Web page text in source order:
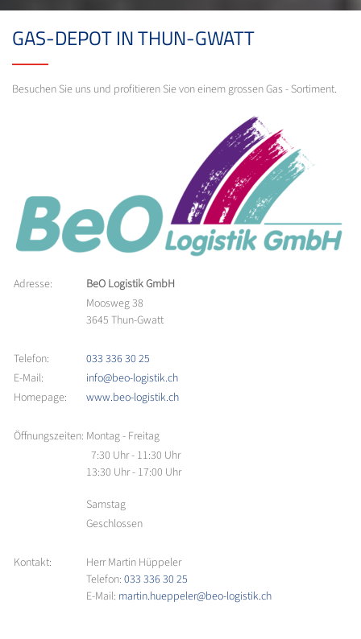
GAS-DEPOT IN THUN-GWATT
Besuchen Sie uns und profitieren Sie von einem grossen Gas - Sortiment.
Adresse:
BeO Logistik GmbH
Moosweg 38
3645 Thun-Gwatt
Telefon:
033 336 30 25
E-Mail:
info@beo-logistik.ch
Homepage:
www.beo-logistik.ch
Öffnungszeiten: Montag - Freitag
7:30 Uhr - 11:30 Uhr
13:30 Uhr - 17:00 Uhr
Samstag
Geschlossen
Kontakt:
Herr Martin Hüppeler
Telefon: 033 336 30 25
E-Mail: martin.hueppeler@beo-logistik.ch